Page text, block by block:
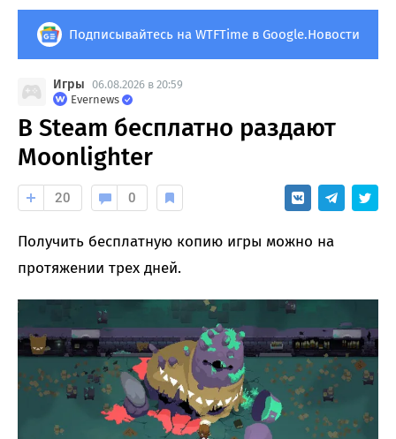
Подписывайтесь на WTFTime в Google.Новости
Игры 06.08.2026 в 20:59
Evernews
В Steam бесплатно раздают
Moonlighter
20 0
Получить бесплатную копию игры можно на
протяжении трех дней.